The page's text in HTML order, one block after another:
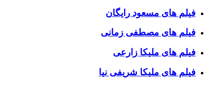
فیلم های مسعود رایگان
فیلم های مصطفی زمانی
فیلم های ملیکا زارعی
فیلم های ملیکا شریفی نیا